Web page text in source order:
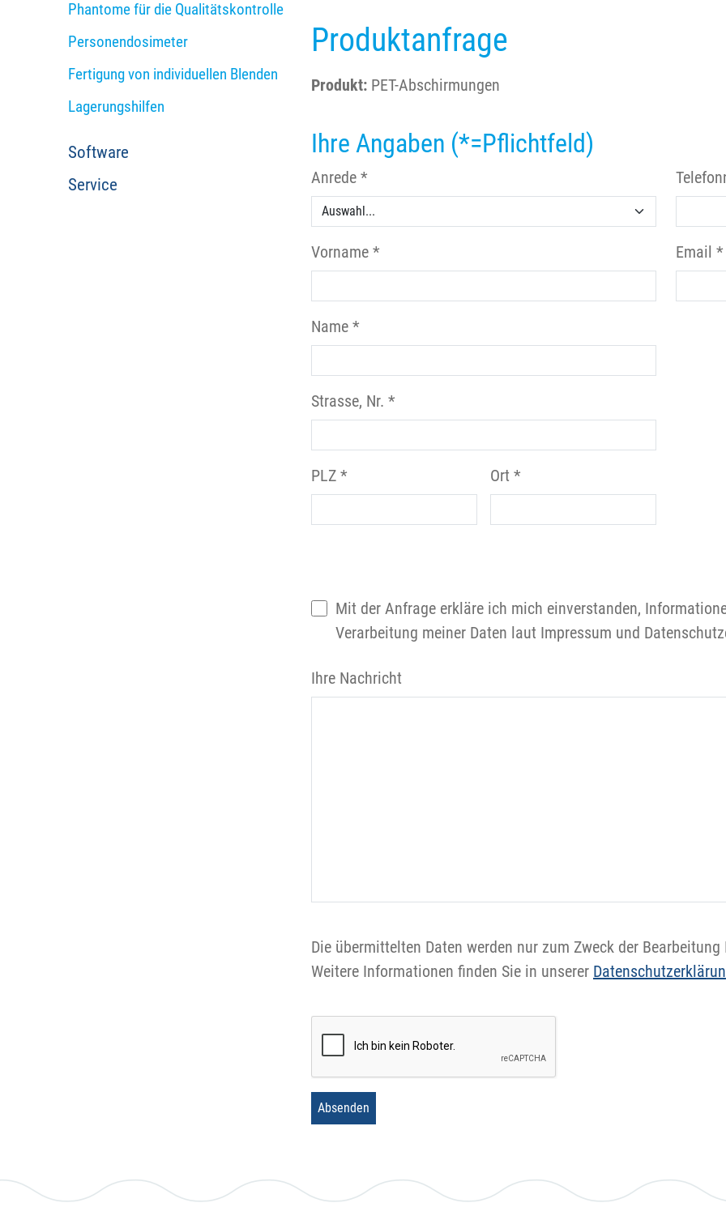
Phantome für die Qualitätskontrolle
Personendosimeter
Fertigung von individuellen Blenden
Lagerungshilfen
Software
Service
Produktanfrage
Produkt: PET-Abschirmungen
Ihre Angaben (*=Pflichtfeld)
Anrede *
Vorname *
Name *
Strasse, Nr. *
PLZ * Ort *
Email *
Mit der Anfrage erkläre ich mich einverstanden,
Verarbeitung meiner Daten laut Impressum und
Ihre Nachricht
Die übermittelten Daten werden nur zum Zweck der
Weitere Informationen finden Sie in unserer
Absenden